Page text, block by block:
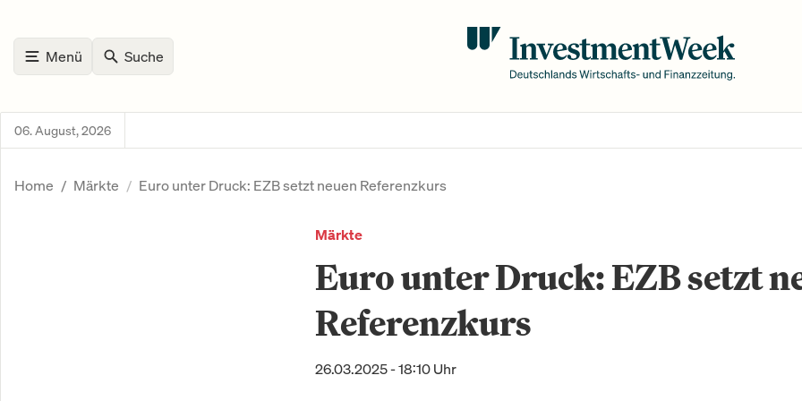
Menü Suche
06. August, 2026
Home Märkte Euro unter Druck: EZB setzt neuen Referenzkurs
Märkte
Euro unter Druck: EZB setzt
Referenzkurs
26.03.2025 - 18:10 Uhr